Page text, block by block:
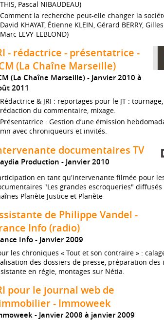
THIS, Pascal NIBAUDEAU)
Comment la recherche peut-elle changer la
David KHAYAT, Étienne KLEIN, Gérard BERRY,
Marc LEVY-LEBLOND)
- rédactrice - présentatrice -
(La Chaîne Marseille)
(La Chaîne Marseille)
Janvier 2010 à
2011
Rédactrice & JRI : reportages pour le JT :
rédaction du commentaire, mixage.
Présentatrice : Gestion d’une émission
mn avec chroniqueurs et invités.
documentaires TV
Production Janvier 2010
en tant qu'intervenante filmée pour
"Les grandes escroqueries" diffusés
Planète Justice et Planète
de Philippe Vandel -
Info (radio)
Info Janvier 2009
les chroniques « Tout et son contraire » :
des dossiers de presse, préparation des
en régie, montages sur Nétia.
pour le journal web de
- Immoweek
Janvier 2008 à janvier 2009